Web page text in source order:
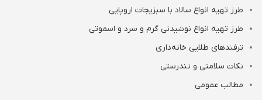
طرز تهیه انواع سالاد با سبزیجات اروپایی
طرز تهیه انواع نوشیدنی‌ گرم و سرد و اسموتی
ترفندهای طلایی خانه‌داری
نکات سلامتی و تندرستی
مطالب عمومی